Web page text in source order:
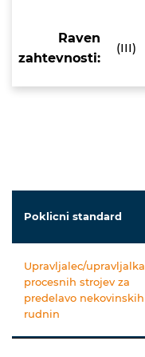
Raven
zahtevnosti:
(III)
Poklicni standard
Upravljalec/upravljalka
procesnih strojev za
predelavo nekovinskih
rudnin